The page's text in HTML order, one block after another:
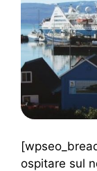
ospitare sul